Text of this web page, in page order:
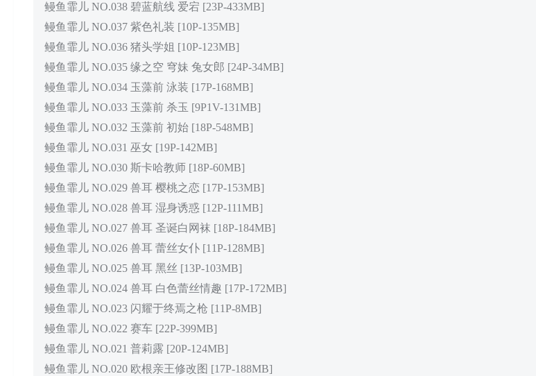
鳗鱼霏儿 NO.038 碧蓝航线 爱宕 [23P-433MB]
鳗鱼霏儿 NO.037 紫色礼装 [10P-135MB]
鳗鱼霏儿 NO.036 猪头学姐 [10P-123MB]
鳗鱼霏儿 NO.035 缘之空 穹妹 兔女郎 [24P-34MB]
鳗鱼霏儿 NO.034 玉藻前 泳装 [17P-168MB]
鳗鱼霏儿 NO.033 玉藻前 杀玉 [9P1V-131MB]
鳗鱼霏儿 NO.032 玉藻前 初始 [18P-548MB]
鳗鱼霏儿 NO.031 巫女 [19P-142MB]
鳗鱼霏儿 NO.030 斯卡哈教师 [18P-60MB]
鳗鱼霏儿 NO.029 兽耳 樱桃之恋 [17P-153MB]
鳗鱼霏儿 NO.028 兽耳 湿身诱惑 [12P-111MB]
鳗鱼霏儿 NO.027 兽耳 圣诞白网袜 [18P-184MB]
鳗鱼霏儿 NO.026 兽耳 蕾丝女仆 [11P-128MB]
鳗鱼霏儿 NO.025 兽耳 黑丝 [13P-103MB]
鳗鱼霏儿 NO.024 兽耳 白色蕾丝情趣 [17P-172MB]
鳗鱼霏儿 NO.023 闪耀于终焉之枪 [11P-8MB]
鳗鱼霏儿 NO.022 赛车 [22P-399MB]
鳗鱼霏儿 NO.021 普莉露 [20P-124MB]
鳗鱼霏儿 NO.020 欧根亲王修改图 [17P-188MB]